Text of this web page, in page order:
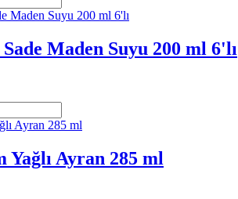
Maden Suyu 200 ml 6'lı
Yağlı Ayran 285 ml